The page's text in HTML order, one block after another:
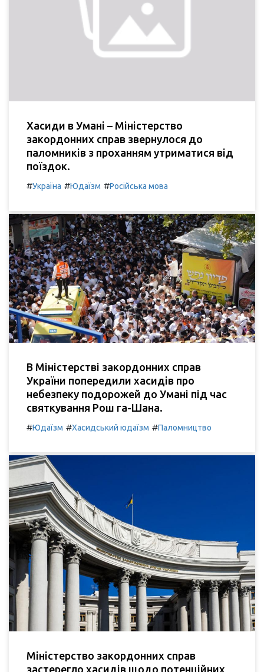
Хасиди в Умані – Міністерство
закордонних справ звернулося до
паломників з проханням утриматися від
поїздок.
#Україна #Юдаїзм #Російська мова
В Міністерстві закордонних справ
України попередили хасидів про
небезпеку подорожей до Умані під час
святкування Рош га-Шана.
#Юдаїзм #Хасидський юдаїзм #Паломництво
Міністерство закордонних справ
застерегло хасидів щодо потенційних